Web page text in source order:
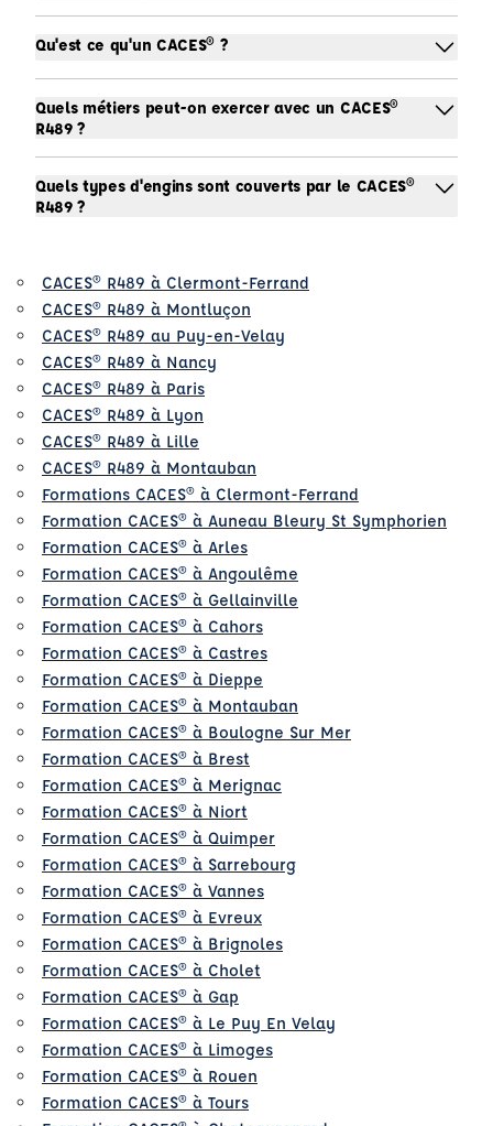
Qu'est ce qu'un CACES® ?
Quels métiers peut-on exercer avec un CACES®
R489 ?
Quels types d'engins sont couverts par le CACES®
R489 ?
CACES® R489 à Clermont-Ferrand
CACES® R489 à Montluçon
CACES® R489 au Puy-en-Velay
CACES® R489 à Nancy
CACES® R489 à Paris
CACES® R489 à Lyon
CACES® R489 à Lille
CACES® R489 à Montauban
Formations CACES® à Clermont-Ferrand
Formation CACES® à Auneau Bleury St Symphorien
Formation CACES® à Arles
Formation CACES® à Angoulême
Formation CACES® à Gellainville
Formation CACES® à Cahors
Formation CACES® à Castres
Formation CACES® à Dieppe
Formation CACES® à Montauban
Formation CACES® à Boulogne Sur Mer
Formation CACES® à Brest
Formation CACES® à Merignac
Formation CACES® à Niort
Formation CACES® à Quimper
Formation CACES® à Sarrebourg
Formation CACES® à Vannes
Formation CACES® à Evreux
Formation CACES® à Brignoles
Formation CACES® à Cholet
Formation CACES® à Gap
Formation CACES® à Le Puy En Velay
Formation CACES® à Limoges
Formation CACES® à Rouen
Formation CACES® à Tours